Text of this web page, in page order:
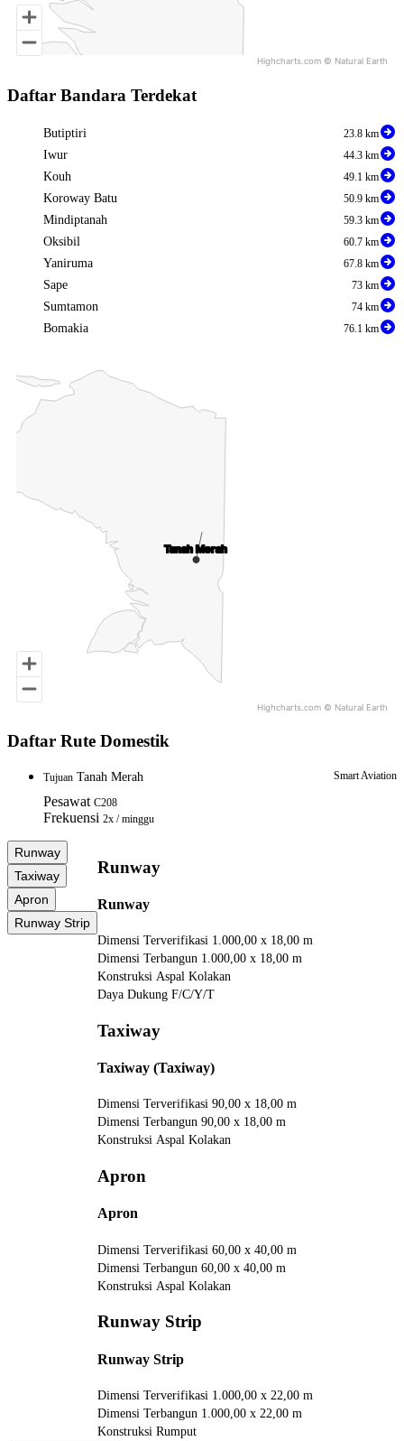
Highcharts.com © Natural Earth
Daftar Bandara Terdekat
Butiptiri 23.8 km
Iwur 44.3 km
Kouh 49.1 km
Koroway Batu 50.9 km
Mindiptanah 59.3 km
Oksibil 60.7 km
Yaniruma 67.8 km
Sape 73 km
Sumtamon 74 km
Bomakia 76.1 km
Chart
Map of Indonesia with 3 data series.
Tanah Merah
Tanah Merah
Highcharts.com © Natural Earth
Daftar Rute Domestik
Tujuan Tanah Merah Smart Aviation
Pesawat C208
Frekuensi 2x / minggu
Runway
Taxiway
Apron
Runway Strip
Runway
Runway
Dimensi Terverifikasi 1.000,00 x 18,00 m
Dimensi Terbangun 1.000,00 x 18,00 m
Konstruksi Aspal Kolakan
Daya Dukung F/C/Y/T
Taxiway
Taxiway (Taxiway)
Dimensi Terverifikasi 90,00 x 18,00 m
Dimensi Terbangun 90,00 x 18,00 m
Konstruksi Aspal Kolakan
Apron
Apron
Dimensi Terverifikasi 60,00 x 40,00 m
Dimensi Terbangun 60,00 x 40,00 m
Konstruksi Aspal Kolakan
Runway Strip
Runway Strip
Dimensi Terverifikasi 1.000,00 x 22,00 m
Dimensi Terbangun 1.000,00 x 22,00 m
Konstruksi Rumput